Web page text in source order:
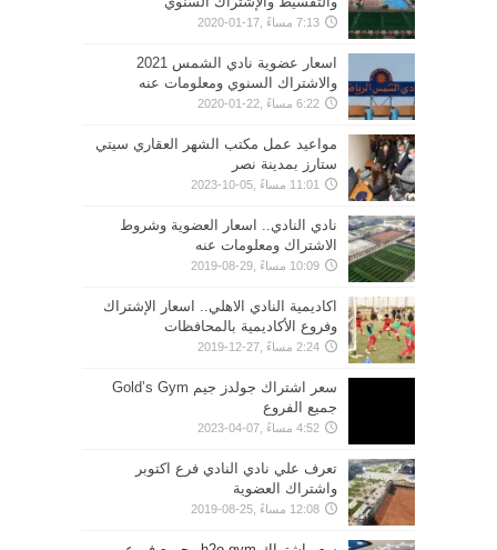
7:13 مساءً ,17-01-2020
اسعار عضوية نادي الشمس 2021
والاشتراك السنوي ومعلومات عنه
6:22 مساءً ,22-01-2020
مواعيد عمل مكتب الشهر العقاري سيتي
ستارز بمدينة نصر
11:01 مساءً ,05-10-2023
نادي النادي.. اسعار العضوية وشروط
الاشتراك ومعلومات عنه
10:09 مساءً ,29-08-2019
اكاديمية النادي الاهلي.. اسعار الإشتراك
وفروع الأكاديمية بالمحافظات
2:24 مساءً ,27-12-2019
سعر اشتراك جولدز جيم Gold’s Gym
جميع الفروع
4:52 مساءً ,07-04-2023
تعرف علي نادي النادي فرع اكتوبر
واشتراك العضوية
12:08 مساءً ,25-08-2019